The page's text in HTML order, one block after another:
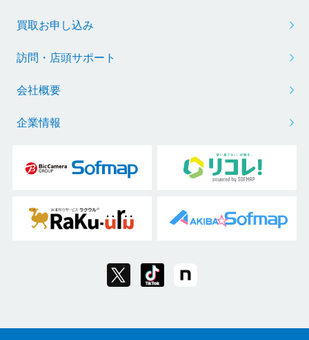
買取お申し込み
訪問・店頭サポート
会社概要
企業情報